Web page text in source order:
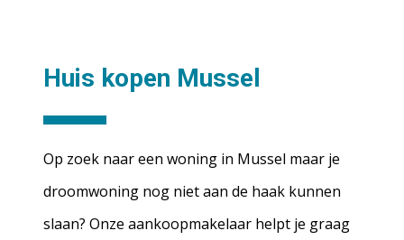
Huis kopen Mussel
Op zoek naar een woning in Mussel maar je
droomwoning nog niet aan de haak kunnen
slaan? Onze aankoopmakelaar helpt je graag